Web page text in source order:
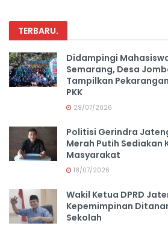
TERBARU.
Didampingi
Semarang, Desa
Tampilkan
PKK
29/07/2026
Politisi Gerindra
Merah Putih Sediakan
Masyarakat
18/07/2026
Wakil Ketua DPRD
Kepemimpinan
Sekolah